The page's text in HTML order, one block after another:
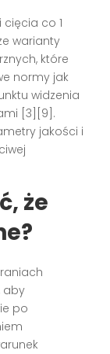
cięcia co 1
warianty
które
normy jak
widzenia
[3][9].
jakości i
że
aby
po